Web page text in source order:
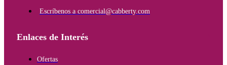
Escríbenos a comercial@cabberty.com
Enlaces de Interés
Ofertas